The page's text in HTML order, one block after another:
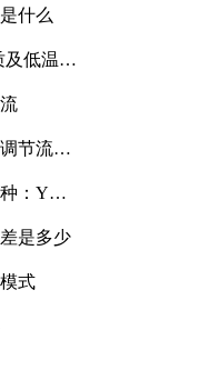
什么
及低温冲
节流量
：Y
是多少
式